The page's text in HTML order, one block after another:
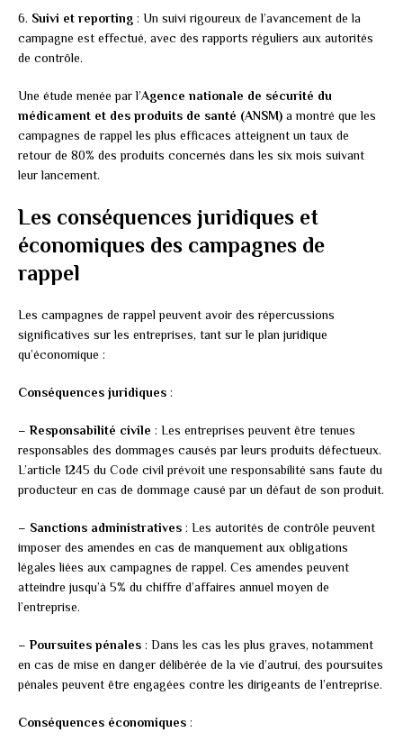
6. Suivi et reporting : Un suivi rigoureux de l’avancement de la
campagne est effectué, avec des rapports réguliers aux autorités
de contrôle.
Une étude menée par l’Agence nationale de sécurité du
médicament et des produits de santé (ANSM) a montré que les
campagnes de rappel les plus efficaces atteignent un taux de
retour de 80% des produits concernés dans les six mois suivant
leur lancement.
Les conséquences juridiques et
économiques des campagnes de
rappel
Les campagnes de rappel peuvent avoir des répercussions
significatives sur les entreprises, tant sur le plan juridique
qu’économique :
Conséquences juridiques :
–Responsabilité civile : Les entreprises peuvent être tenues
responsables des dommages causés par leurs produits défectueux.
L’article 1245 du Code civil prévoit une responsabilité sans faute du
producteur en cas de dommage causé par un défaut de son produit.
– Sanctions administratives : Les autorités de contrôle peuvent
imposer des amendes en cas de manquement aux obligations
légales liées aux campagnes de rappel. Ces amendes peuvent
atteindre jusqu’à 5% du chiffre d’affaires annuel moyen de
l’entreprise.
–Poursuites pénales : Dans les cas les plus graves, notamment
en cas de mise en danger délibérée de la vie d’autrui, des poursuites
pénales peuvent être engagées contre les dirigeants de l’entreprise.
Conséquences économiques :